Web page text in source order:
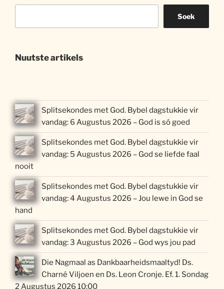
Soek
Nuutste artikels
Splitsekondes met God. Bybel dagstukkie vir
vandag: 6 Augustus 2026 – God is só goed
Splitsekondes met God. Bybel dagstukkie vir
vandag: 5 Augustus 2026 – God se liefde faal
nooit
Splitsekondes met God. Bybel dagstukkie vir
vandag: 4 Augustus 2026 – Jou lewe in God se
hand
Splitsekondes met God. Bybel dagstukkie vir
vandag: 3 Augustus 2026 – God wys jou pad
Die Nagmaal as Dankbaarheidsmaaltyd! Ds.
Charné Viljoen en Ds. Leon Cronje. Ef. 1. Sondag
2 Augustus 2026 10:00